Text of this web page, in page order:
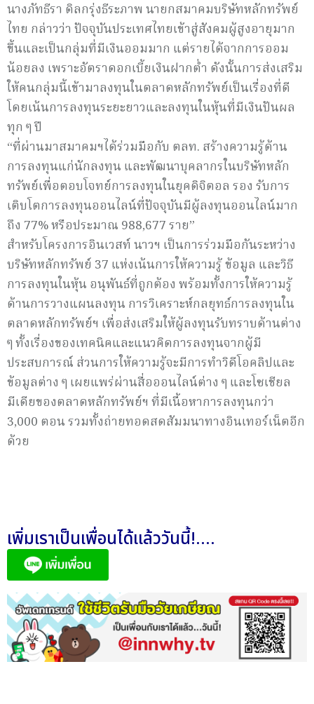
นางภัทธีรา ดิลกรุ่งธีระภาพ นายกสมาคมบริษัทหลักทรัพย์
ไทย กล่าวว่า ปัจจุบันประเทศไทยเข้าสู่สังคมผู้สูงอายุมาก
ขึ้นและเป็นกลุ่มที่มีเงินออมมาก แต่รายได้จากการออม
น้อยลง เพราะอัตราดอกเบี้ยเงินฝากต่ำ ดังนั้นการส่งเสริม
ให้คนกลุ่มนี้เข้ามาลงทุนในตลาดหลักทรัพย์เป็นเรื่องที่ดี
โดยเน้นการลงทุนระยะยาวและลงทุนในหุ้นที่มีเงินปันผล
ทุก ๆ ปี
“ที่ผ่านมาสมาคมฯได้ร่วมมือกับ ตลท. สร้างความรู้ด้าน
การลงทุนแก่นักลงทุน และพัฒนาบุคลากรในบริษัทหลัก
ทรัพย์เพื่อตอบโจทย์การลงทุนในยุคดิจิตอล รอง รับการ
เติบโตการลงทุนออนไลน์ที่ปัจจุบันมีผู้ลงทุนออนไลน์มาก
ถึง 77% หรือประมาณ 988,677 ราย”
สำหรับโครงการอินเวสท์ นาวฯ เป็นการร่วมมือกันระหว่าง
บริษัทหลักทรัพย์ 37 แห่งเน้นการให้ความรู้ ข้อมูล และวิธี
การลงทุนในหุ้น อนุพันธ์ที่ถูกต้อง พร้อมทั้งการให้ความรู้
ด้านการวางแผนลงทุน การวิเคราะห์กลยุทธ์การลงทุนใน
ตลาดหลักทรัพย์ฯ เพื่อส่งเสริมให้ผู้ลงทุนรับทราบด้านต่าง
ๆ ทั้งเรื่องของเทคนิคและแนวคิดการลงทุนจากผู้มี
ประสบการณ์ ส่วนการให้ความรู้จะมีการทำวิดีโอคลิปและ
ข้อมูลต่าง ๆ เผยแพร่ผ่านสื่อออนไลน์ต่าง ๆ และโซเชียล
มีเดียของตลาดหลักทรัพย์ฯ ที่มีเนื้อหาการลงทุนกว่า
3,000 ตอน รวมทั้งถ่ายทอดสดสัมมนาทางอินเทอร์เน็ตอีก
ด้วย
เพิ่มเราเป็นเพื่อนได้แล้ววันนี้!....